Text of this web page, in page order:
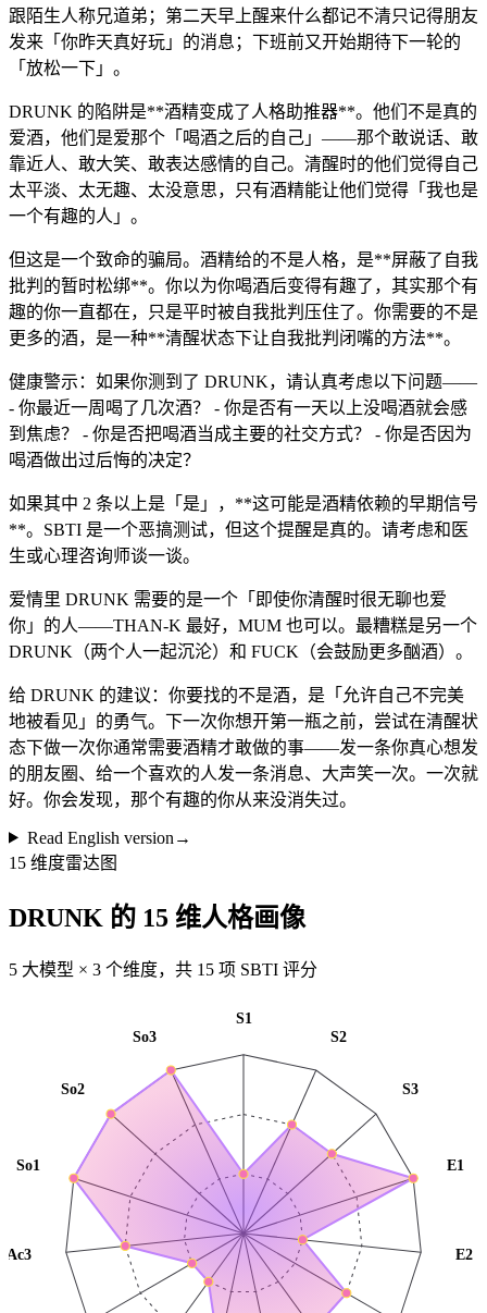
跟陌生人称兄道弟；第二天早上醒来什么都记不清只记得朋友
发来「你昨天真好玩」的消息；下班前又开始期待下一轮的
「放松一下」。
DRUNK 的陷阱是**酒精变成了人格助推器**。他们不是真的
爱酒，他们是爱那个「喝酒之后的自己」——那个敢说话、敢
靠近人、敢大笑、敢表达感情的自己。清醒时的他们觉得自己
太平淡、太无趣、太没意思，只有酒精能让他们觉得「我也是
一个有趣的人」。
但这是一个致命的骗局。酒精给的不是人格，是**屏蔽了自我
批判的暂时松绑**。你以为你喝酒后变得有趣了，其实那个有
趣的你一直都在，只是平时被自我批判压住了。你需要的不是
更多的酒，是一种**清醒状态下让自我批判闭嘴的方法**。
健康警示：如果你测到了 DRUNK，请认真考虑以下问题——
- 你最近一周喝了几次酒？ - 你是否有一天以上没喝酒就会感
到焦虑？ - 你是否把喝酒当成主要的社交方式？ - 你是否因为
喝酒做出过后悔的决定？
如果其中 2 条以上是「是」，**这可能是酒精依赖的早期信号
**。SBTI 是一个恶搞测试，但这个提醒是真的。请考虑和医
生或心理咨询师谈一谈。
爱情里 DRUNK 需要的是一个「即使你清醒时很无聊也爱
你」的人——THAN-K 最好，MUM 也可以。最糟糕是另一个
DRUNK（两个人一起沉沦）和 FUCK（会鼓励更多酗酒）。
给 DRUNK 的建议：你要找的不是酒，是「允许自己不完美
地被看见」的勇气。下一次你想开第一瓶之前，尝试在清醒状
态下做一次你通常需要酒精才敢做的事——发一条你真心想发
的朋友圈、给一个喜欢的人发一条消息、大声笑一次。一次就
好。你会发现，那个有趣的你从来没消失过。
Read English version →
15 维度雷达图
DRUNK 的 15 维人格画像
5 大模型 × 3 个维度，共 15 项 SBTI 评分
S1
S2
S3
E1
E2
Ac3
So1
So2
So3